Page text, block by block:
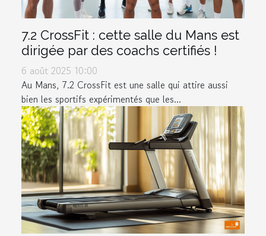
7.2 CrossFit : cette salle du Mans est
dirigée par des coachs certifiés !
6 août 2025 10:00
Au Mans, 7.2 CrossFit est une salle qui attire aussi
bien les sportifs expérimentés que les...